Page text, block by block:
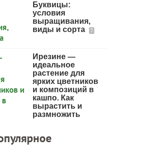
Буквицы:
условия
выращивания,
виды и сорта
7
Ирезине —
идеальное
растение для
ярких цветников
и композиций в
кашпо. Как
вырастить и
размножить